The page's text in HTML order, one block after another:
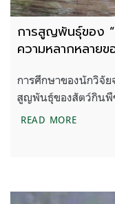
การสูญพันธุ์ของ “
ความหลากหลาย
การศึกษาของนักวิจัย
สูญพันธุ์ของสัตว์กิน
READ MOREการสูญพั